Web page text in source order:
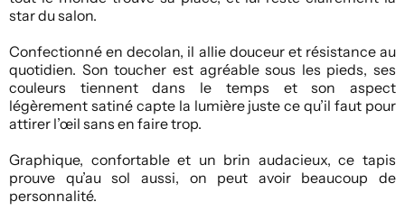
star du salon.
Confectionné en decolan, il allie douceur et résistance au
quotidien. Son toucher est agréable sous les pieds, ses
couleurs tiennent dans le temps et son aspect
légèrement satiné capte la lumière juste ce qu’il faut pour
attirer l’œil sans en faire trop.
Graphique, confortable et un brin audacieux, ce tapis
prouve qu’au sol aussi, on peut avoir beaucoup de
personnalité.